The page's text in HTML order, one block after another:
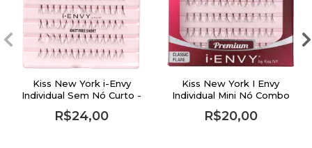
Kiss New York i-Envy
Individual Sem Nó Curto -
Cílios Postiços
R$24,00
Kiss New York I Envy
Individual Mini Nó Combo
- Cílios Postiços
R$20,00